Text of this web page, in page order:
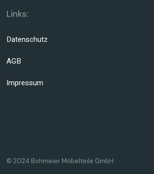
Links:
Datenschutz
AGB
Impressum
© 2024 Bohmeier Möbelteile GmbH